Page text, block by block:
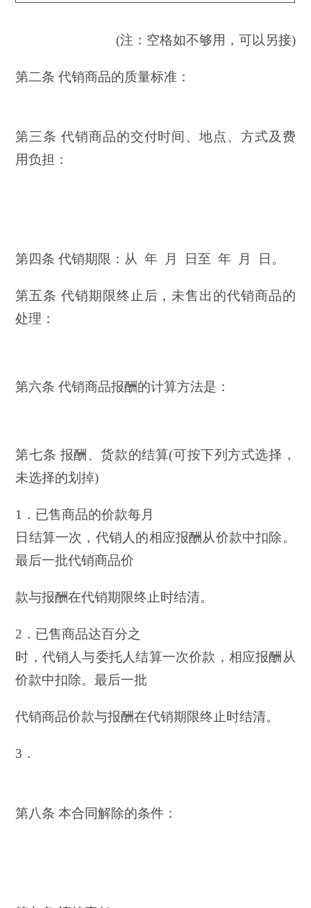
(注：空格如不够用，可以另接)
第二条 代销商品的质量标准：
第三条 代销商品的交付时间、地点、方式及费
用负担：
第四条 代销期限：从 年 月 日至 年 月 日。
第五条 代销期限终止后，未售出的代销商品的
处理：
第六条 代销商品报酬的计算方法是：
第七条 报酬、货款的结算(可按下列方式选择，
未选择的划掉)
1．已售商品的价款每月
日结算一次，代销人的相应报酬从价款中扣除。
最后一批代销商品价
款与报酬在代销期限终止时结清。
2．已售商品达百分之
时，代销人与委托人结算一次价款，相应报酬从
价款中扣除。最后一批
代销商品价款与报酬在代销期限终止时结清。
3．
第八条 本合同解除的条件：